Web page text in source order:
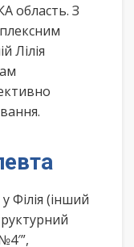
область. З
Лілія
Філія (інший